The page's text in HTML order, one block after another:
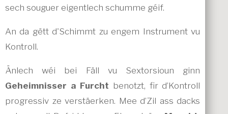
sech souguer eigentlech schumme géif.
An da gëtt d'Schimmt zu engem Instrument vu
Kontroll.
Änlech wéi bei Fäll vu Sextorsioun ginn
Geheimnisser a Furcht benotzt, fir d’Kontroll
progressiv ze verstäerken. Mee d’Zil ass dacks